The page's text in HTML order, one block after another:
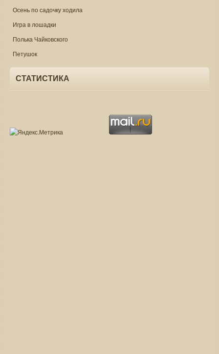
Осень по садочку ходила
Игра в лошадки
Полька Чайковского
Петушок
СТАТИСТИКА